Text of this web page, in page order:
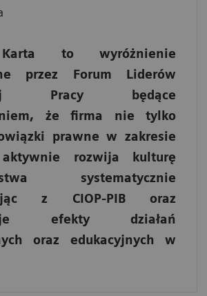
to wyróżnienie
przez Forum Liderów
Pracy będące
że firma nie tylko
prawne w zakresie
rozwija kulturę
systematycznie
z CIOP-PIB oraz
efekty działań
oraz edukacyjnych w